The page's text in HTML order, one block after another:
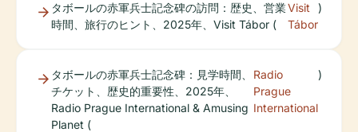
タボールの赤軍兵士記念碑の訪問：歴史、営業
時間、旅行のヒント、2025年、Visit Tábor (
Visit
Tábor
)
タボールの赤軍兵士記念碑：見学時間、
チケット、歴史的重要性、2025年、
Radio Prague International & Amusing
Planet (
Radio
Prague
International
)